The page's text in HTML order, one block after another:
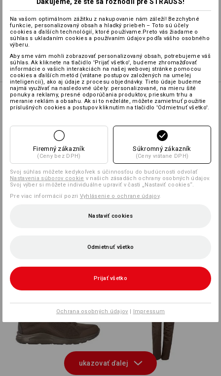
Vytvoriť podľa seba
Logoservice
MIX & MATCH
Zástera s náprsenkou
+
Zástera e.s.fusion,
dámska
base, dámske
Profesionálna sukňa
e.s.fusion
Pracovné nohavice e.s.
chino, dámske
ukazovať ďalej
Na vašom optimálnom zážitku z nakupovanie nám záleží! Bezchybné
funkcie, personalizovaný obsah a hladký priebeh – Toto sú účely
cookies a ďalších technológií, ktoré používame.Preto vás žiadame o
súhlas s ukladaním cookies a používaním údajov podľa vášho osobného
výberu.
Aby sme vám mohli zobrazovať personalizovaný obsah, potrebujeme váš
súhlas. Ak kliknete na tlačidlo 'Prijať všetko', budeme zhromažďovať
informácie o vašich interakciách na našej webovej stránke pomocou
cookies a ďalších metód (vrátane postupov založených na umelej
inteligencii), ako aj údaje z procesu objednávky. Tieto údaje budeme
najmä využívať na nasledovné účely: personalizované, na mieru šité
ponuky a reklamy, presné odporúčania produktov, prieskum trhu a
meranie reklám a obsahu. Ak si to neželáte, môžete zamietnuť použitie
príslušných cookies a postupov kliknutím na tlačidlo 'Odmietnuť všetko'.
Firemný zákazník
(Ceny bez DPH)
Súkromný zákazník
(Ceny vrátane DPH)
Svoj súhlas môžete kedykoľvek s účinnosťou do budúcnosti odvolať
Nastavenia súborov cookie v našich zásadách ochrany osobných údajov.
Svoj výber si môžete individuálne upraviť v časti „Nastaviť cookies“.
Pre viac informácií pozri Vyhlásenie o ochrane údajov.
Nastaviť cookies
Odmietnuť všetko
Prijať všetko
Ochrana osobných údajov | Impressum